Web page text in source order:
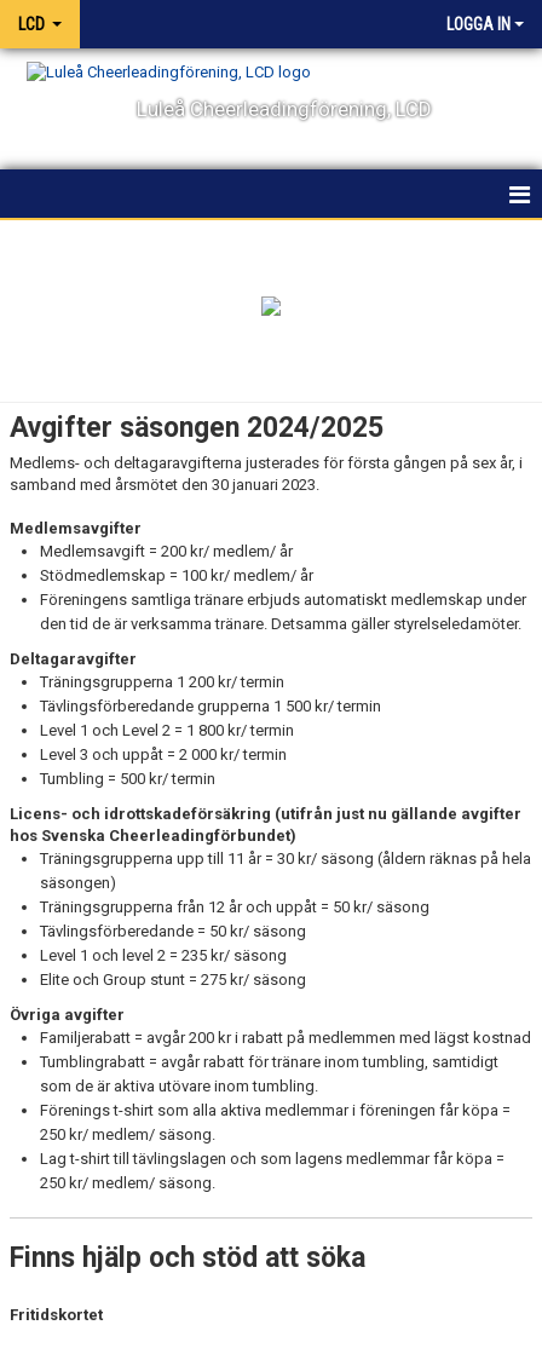
LCD LOGGA IN
Luleå Cheerleadingförening, LCD
SPONSORER & PARTNERS
TRYGG IDROTT
ANTIDOPING
AVGIFTER
FÖRSÄKRINGAR
KALENDER
VÅRA LAG OCH TRÄNARE
LÄNKAR
Avgifter säsongen 2024/2025
Medlems- och deltagaravgifterna justerades för första gången på sex år, i
samband med årsmötet den 30 januari 2023.
Medlemsavgifter
Medlemsavgift = 200 kr/ medlem/ år
Stödmedlemskap = 100 kr/ medlem/ år
Föreningens samtliga tränare erbjuds automatiskt medlemskap under
den tid de är verksamma tränare. Detsamma gäller styrelseledamöter.
Deltagaravgifter
Träningsgrupperna 1 200 kr/ termin
Tävlingsförberedande grupperna 1 500 kr/ termin
Level 1 och Level 2 = 1 800 kr/ termin
Level 3 och uppåt = 2 000 kr/ termin
Tumbling = 500 kr/ termin
Licens- och idrottskadeförsäkring (utifrån just nu gällande avgifter
hos Svenska Cheerleadingförbundet)
Träningsgrupperna upp till 11 år = 30 kr/ säsong (åldern räknas på hela
säsongen)
Träningsgrupperna från 12 år och uppåt = 50 kr/ säsong
Tävlingsförberedande = 50 kr/ säsong
Level 1 och level 2 = 235 kr/ säsong
Elite och Group stunt = 275 kr/ säsong
Övriga avgifter
Familjerabatt = avgår 200 kr i rabatt på medlemmen med lägst kostnad
Tumblingrabatt = avgår rabatt för tränare inom tumbling, samtidigt
som de är aktiva utövare inom tumbling.
Förenings t-shirt som alla aktiva medlemmar i föreningen får köpa =
250 kr/ medlem/ säsong.
Lag t-shirt till tävlingslagen och som lagens medlemmar får köpa =
250 kr/ medlem/ säsong.
Finns hjälp och stöd att söka
Fritidskortet